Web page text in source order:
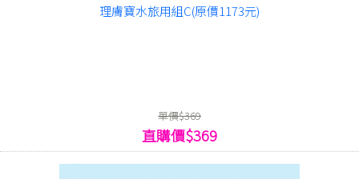
理膚寶水旅用組C(原價1173元)
單價$369
直購價$369